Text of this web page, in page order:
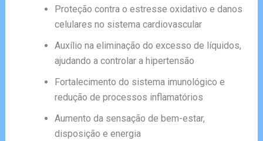
Proteção contra o estresse oxidativo e danos
celulares no sistema cardiovascular
Auxílio na eliminação do excesso de líquidos,
ajudando a controlar a hipertensão
Fortalecimento do sistema imunológico e
redução de processos inflamatórios
Aumento da sensação de bem-estar,
disposição e energia